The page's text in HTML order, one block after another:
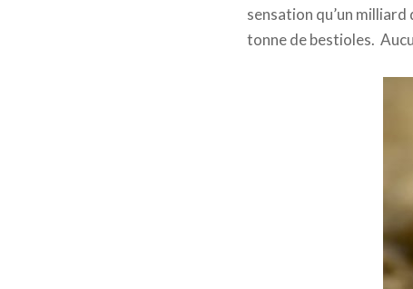
sensation qu’un
tonne de bestioles.